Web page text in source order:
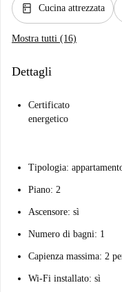
kitchen Cucina attrezzata
Mostra tutti (16)
Dettagli
Certificato
energetico
Tipologia:
Piano: 2
Ascensore: sì
Numero di bagni: 1
Capienza massima: 2
Wi-Fi installato: sì